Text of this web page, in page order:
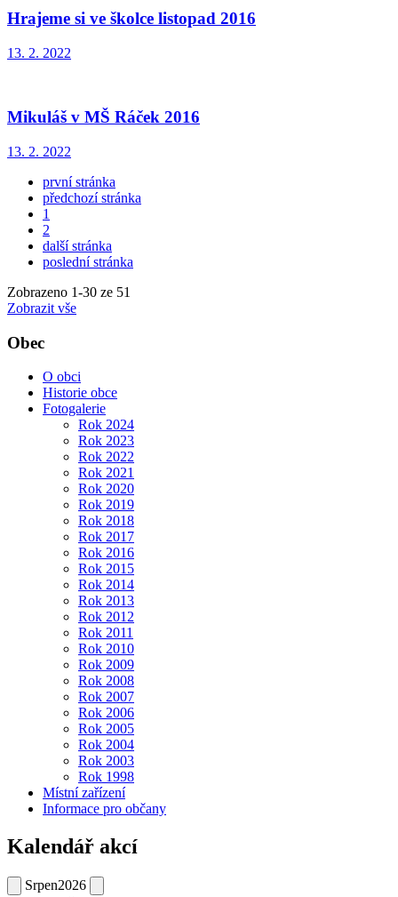
Hrajeme si ve školce listopad 2016
13. 2. 2022
Mikuláš v MŠ Ráček 2016
13. 2. 2022
první stránka
předchozí stránka
1
2
další stránka
poslední stránka
Zobrazeno 1-30 ze 51
Zobrazit vše
Obec
O obci
Historie obce
Fotogalerie
Rok 2024
Rok 2023
Rok 2022
Rok 2021
Rok 2020
Rok 2019
Rok 2018
Rok 2017
Rok 2016
Rok 2015
Rok 2014
Rok 2013
Rok 2012
Rok 2011
Rok 2010
Rok 2009
Rok 2008
Rok 2007
Rok 2006
Rok 2005
Rok 2004
Rok 2003
Rok 1998
Místní zařízení
Informace pro občany
Kalendář akcí
Srpen2026